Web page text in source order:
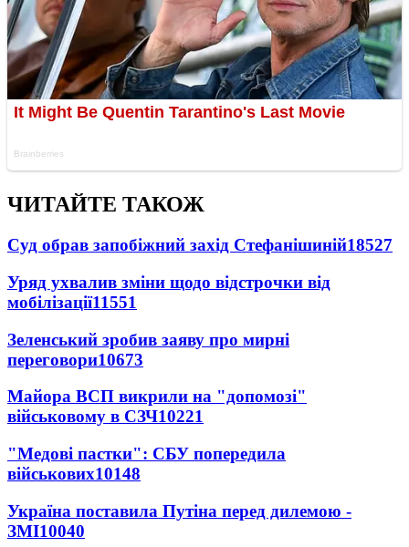
ЧИТАЙТЕ ТАКОЖ
Суд обрав запобіжний захід Стефанішиній18527
Уряд ухвалив зміни щодо відстрочки від
мобілізації11551
Зеленський зробив заяву про мирні
переговори10673
Майора ВСП викрили на "допомозі"
військовому в СЗЧ10221
"Медові пастки": СБУ попередила
військових10148
Україна поставила Путіна перед дилемою -
ЗМІ10040